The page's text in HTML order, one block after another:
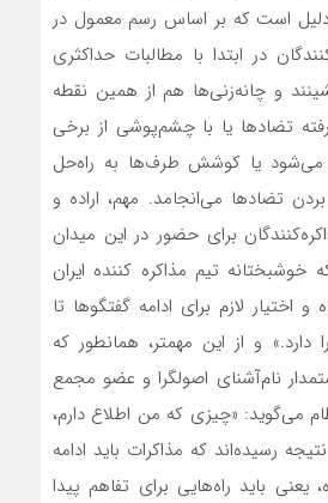
است که بر اساس رسم معمول در
در ابتدا با مطالبات حداکثري
و چانه‌زني‌ها هم از همين نقطه
تضادها يا با چشم‌پوشي از برخي
مي‌شود يا کوشش طرف‌ها به راه‌حل
تضادها مي‌انجامد. مهم، اراده و
براي حضور در اين ميدان
خوشبختانه تيم مذاکره کننده ايران
و اختيار لازم براي ادامه گفتگوها تا
دارد.» و از اين مهمتر، همانطور که
نام‌آشناي اصولگرا و عضو مجمع
«چيزي که من اطلاع دارم،
رسيده‌اند که مذاکرات بايد ادامه
يعني بايد راه‌هايي براي تفاهم پيدا